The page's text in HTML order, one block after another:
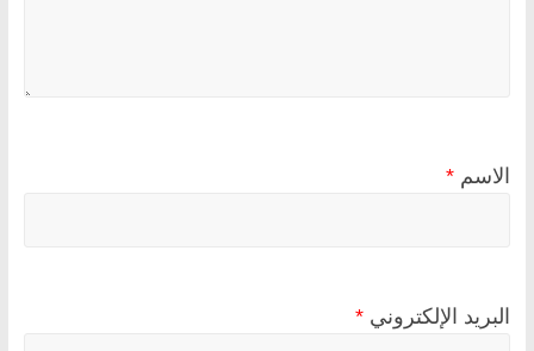
الاسم *
البريد الإلكتروني *